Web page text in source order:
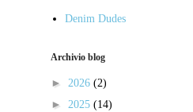
Denim Dudes
Archivio blog
► 2026 (2)
► 2025 (14)